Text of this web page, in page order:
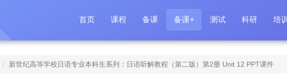
首页 课程 备课 备课+ 测试 科研 培训
新世纪高等学校日语专业本科生系列：日语听解教程（第二版）第2册 Unit 12 PPT课件